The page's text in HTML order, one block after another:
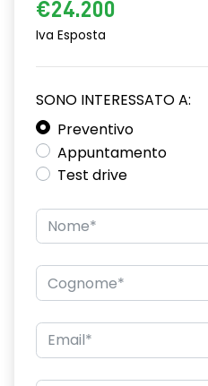
€24.200
Iva Esposta
SONO INTERESSATO A:
Preventivo
Appuntamento
Test drive